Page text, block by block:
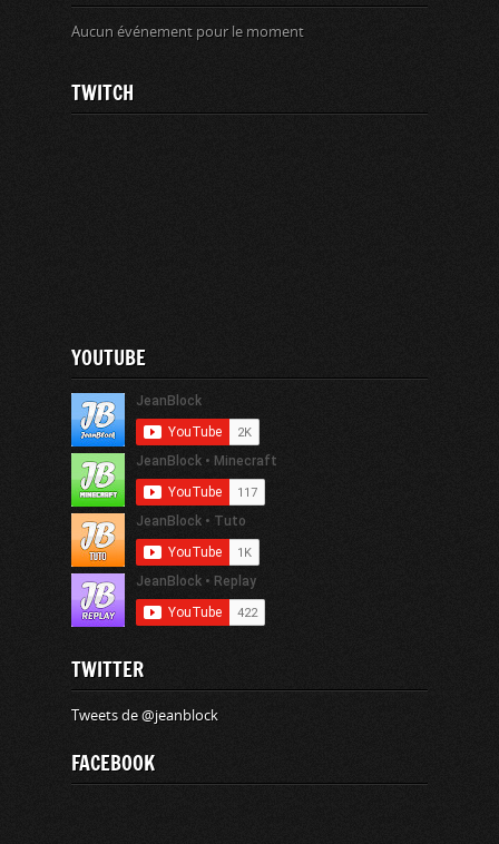
Aucun événement pour le moment
TWITCH
YOUTUBE
TWITTER
Tweets de @jeanblock
FACEBOOK